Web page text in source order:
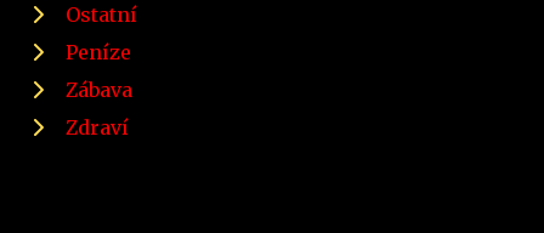
Ostatní
Peníze
Zábava
Zdraví